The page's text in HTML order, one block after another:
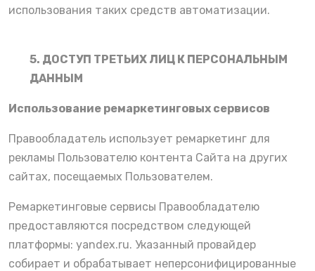
использования таких средств автоматизации.
5. ДОСТУП ТРЕТЬИХ ЛИЦ К ПЕРСОНАЛЬНЫМ
ДАННЫМ
Использование ремаркетинговых сервисов
Правообладатель использует ремаркетинг для
рекламы Пользователю контента Сайта на других
сайтах, посещаемых Пользователем.
Ремаркетинговые сервисы Правообладателю
предоставляются посредством следующей
платформы: yandex.ru. Указанный провайдер
собирает и обрабатывает неперсонифицированные